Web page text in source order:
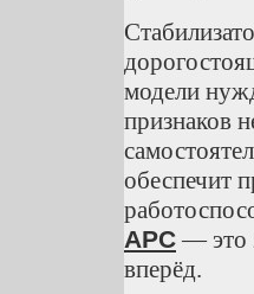
модели
признаков
обеспечит
APC— это
вперёд.